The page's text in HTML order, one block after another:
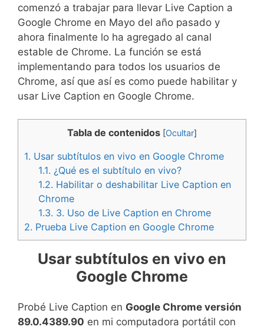
comenzó a trabajar para llevar Live Caption a
Google Chrome en Mayo del año pasado y
ahora finalmente lo ha agregado al canal
estable de Chrome. La función se está
implementando para todos los usuarios de
Chrome, así que así es como puede habilitar y
usar Live Caption en Google Chrome.
Tabla de contenidos [Ocultar]
1. Usar subtítulos en vivo en Google Chrome
1.1. ¿Qué es el subtítulo en vivo?
1.2. Habilitar o deshabilitar Live Caption en
Chrome
1.3. 3. Uso de Live Caption en Chrome
2. Prueba Live Caption en Google Chrome
Usar subtítulos en vivo en
Google Chrome
Probé Live Caption en Google Chrome versión
89.0.4389.90 en mi computadora portátil con